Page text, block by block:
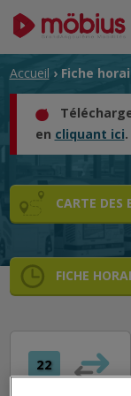
Accueil › Fiche
en cliquant ici.
CARTE DES
FICHE
22 ➜
➜